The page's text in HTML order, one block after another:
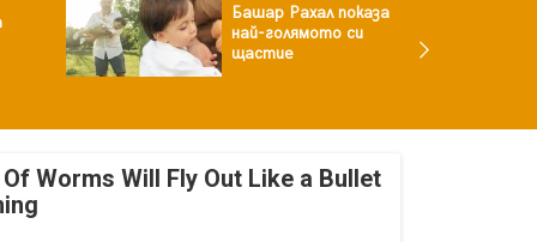
Башар Рахал показа
най-голямото си
щастие
Worms Will Fly Out Like a Bullet